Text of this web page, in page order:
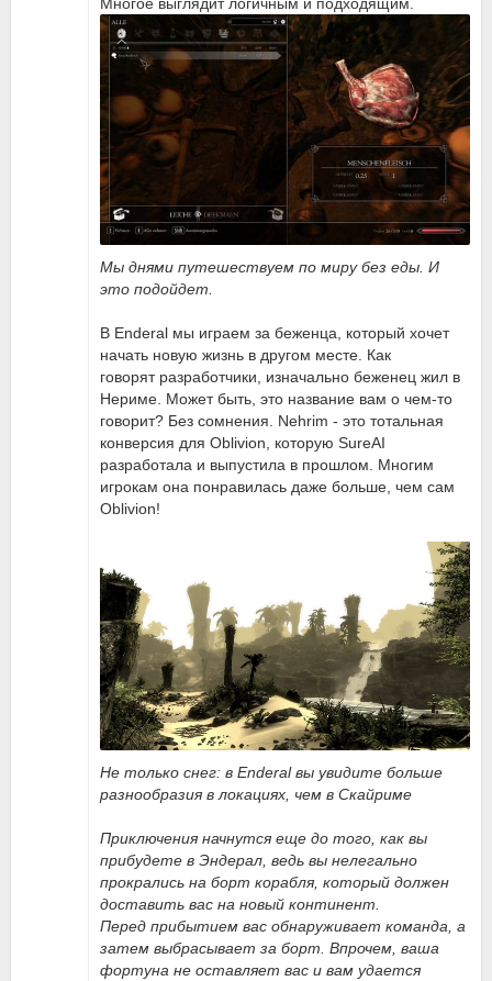
Мы днями путешествуем по миру без еды. И
это подойдет.
В Enderal мы играем за беженца, который хочет
начать новую жизнь в другом месте. Как
говорят разработчики, изначально беженец жил в
Нериме. Может быть, это название вам о чем-то
говорит? Без сомнения. Nehrim - это тотальная
конверсия для Oblivion, которую SureAI
разработала и выпустила в прошлом. Многим
игрокам она понравилась даже больше, чем сам
Oblivion!
Не только снег: в Enderal вы увидите больше
разнообразия в локациях, чем в Скайриме
Приключения начнутся еще до того, как вы
прибудете в Эндерал, ведь вы нелегально
прокрались на борт корабля, который должен
доставить вас на новый континент.
Перед прибытием вас обнаруживает команда, а
затем выбрасывает за борт. Впрочем, ваша
фортуна не оставляет вас и вам удается